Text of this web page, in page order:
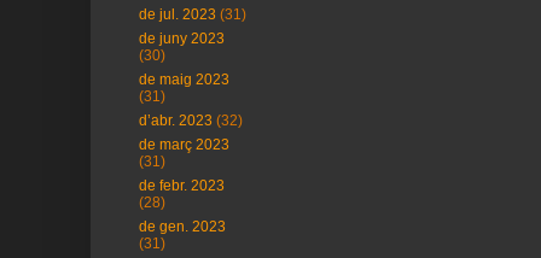
de jul. 2023 (31)
de juny 2023
(30)
de maig 2023
(31)
d’abr. 2023 (32)
de març 2023
(31)
de febr. 2023
(28)
de gen. 2023
(31)